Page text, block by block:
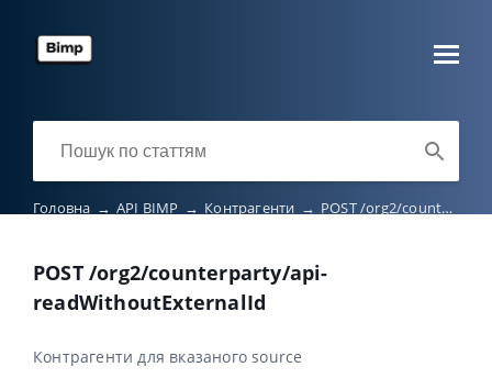
Головна → API BIMP → Контрагенти → POST /org2/counterparty/api-readWithoutExternalId
POST /org2/counterparty/api-
readWithoutExternalId
Контрагенти для вказаного source